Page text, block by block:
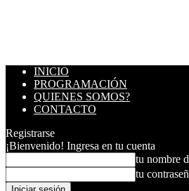
INICIO
PROGRAMACIÓN
QUIENES SOMOS?
CONTACTO
Registrarse
¡Bienvenido! Ingresa en tu cuenta
tu nombre
tu